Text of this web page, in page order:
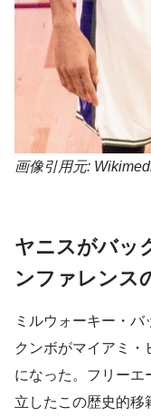
画像引用元:
ヤニスがバッ
ンファレンス
ミルウォーキー・
クンボがマイアミ
になった。フリーエ
立したこの歴史的移